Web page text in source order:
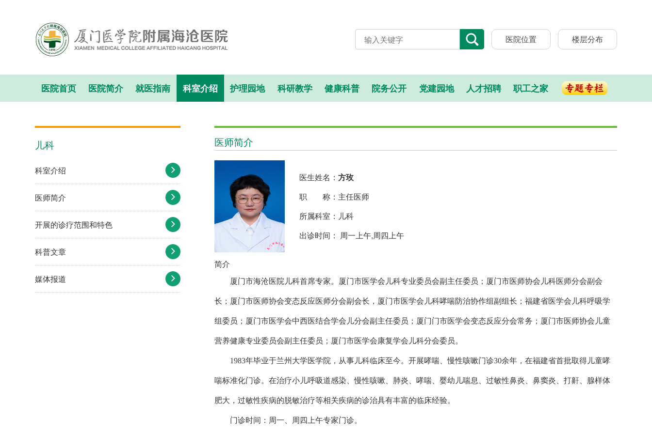
楼层分布
医院位置
医院首页 医院简介 就医指南 科室介绍 护理园地 科研教学 健康科普 院务公开 党建园地 人才招聘 职工之家
医师简介
医生姓名： 方玫
职 称：主任医师
所属科室：儿科
出诊时间： 周一上午,周四上午
简介
厦门市海沧医院儿科首席专家。厦门市医学会儿科专业委员会副主任委员；厦门市医师协会儿科医师分会副会
长；厦门市医师协会变态反应医师分会副会长，厦门市医学会儿科哮喘防治协作组副组长；福建省医学会儿科呼吸学
组委员；厦门市医学会中西医结合学会儿分会副主任委员；厦门门市医学会变态反应分会常务；厦门市医师协会儿童
营养健康专业委员会副主任委员；厦门市医学会康复学会儿科分会委员。
1983年毕业于兰州大学医学院，从事儿科临床至今。开展哮喘、慢性咳嗽门诊30余年，在福建省首批取得儿童哮
喘标准化门诊。在治疗小儿呼吸道感染、慢性咳嗽、肺炎、哮喘、婴幼儿喘息、过敏性鼻炎、鼻窦炎、打鼾、腺样体
肥大，过敏性疾病的脱敏治疗等相关疾病的诊治具有丰富的临床经验。
门诊时间：周一、周四上午专家门诊。
儿科
科室介绍
医师简介
开展的诊疗范围和特色
科普文章
媒体报道